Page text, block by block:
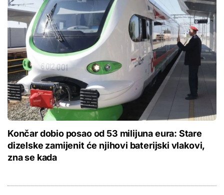
Končar dobio posao od 53 milijuna eura: Stare
dizelske zamijenit će njihovi baterijski vlakovi,
zna se kada